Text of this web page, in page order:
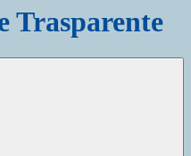
Trasparente